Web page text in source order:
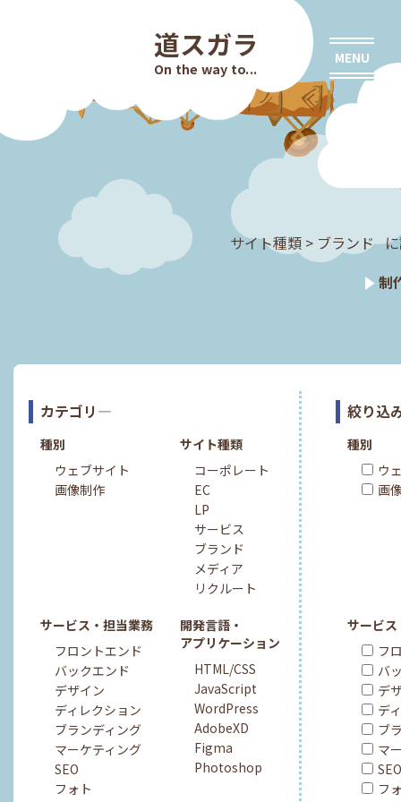
道スガラ
On the way to...
MENU
サイト種類 > ブランド に
制
カテゴリ―
種別
ウェブサイト
画像制作
サイト種類
コーポレート
EC
LP
サービス
ブランド
メディア
リクルート
サービス・担当業務
フロントエンド
バックエンド
デザイン
ディレクション
ブランディング
マーケティング
SEO
フォト
開発言語・
アプリケーション
HTML/CSS
JavaScript
WordPress
AdobeXD
Figma
Photoshop
絞り込
種別
ウ
画
サービ
フ
バ
デ
デ
ブ
マ
SEO
フ